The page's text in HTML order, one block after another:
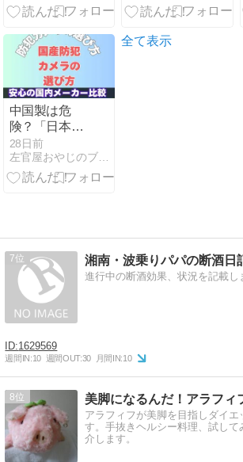
院を機に考え
を守るスマー
トウォッチと
見守りカメラ
の選び方
もう限界？日
換えとDIY配
中国製は危
険？「日本製
防犯カメラ」
に買い換える
ためにパナソ
ムを徹底比較
28日前
左官屋おやじのブログ
全て表示
7 湘南・波乗りパパの断酒日
進行中の断酒効果、状況を記載し
1629569
週間IN:10 週間OUT:30 月間IN:10
8
アラフィフが美脚を目指しダイエ
す。手抜きヘルシー料理、試して
介します。